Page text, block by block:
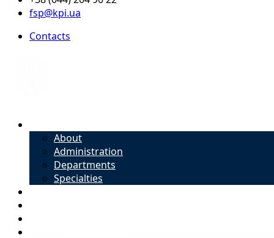
fsp@kpi.ua
Contacts
About
Administration
Departments
Specialties